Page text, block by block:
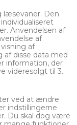
læsevaner. Den
Anvendelsen af
af
af
af disse data med
information, der
videresolgt til 3.
ved at ændre
indstillingerne
Du skal dog være